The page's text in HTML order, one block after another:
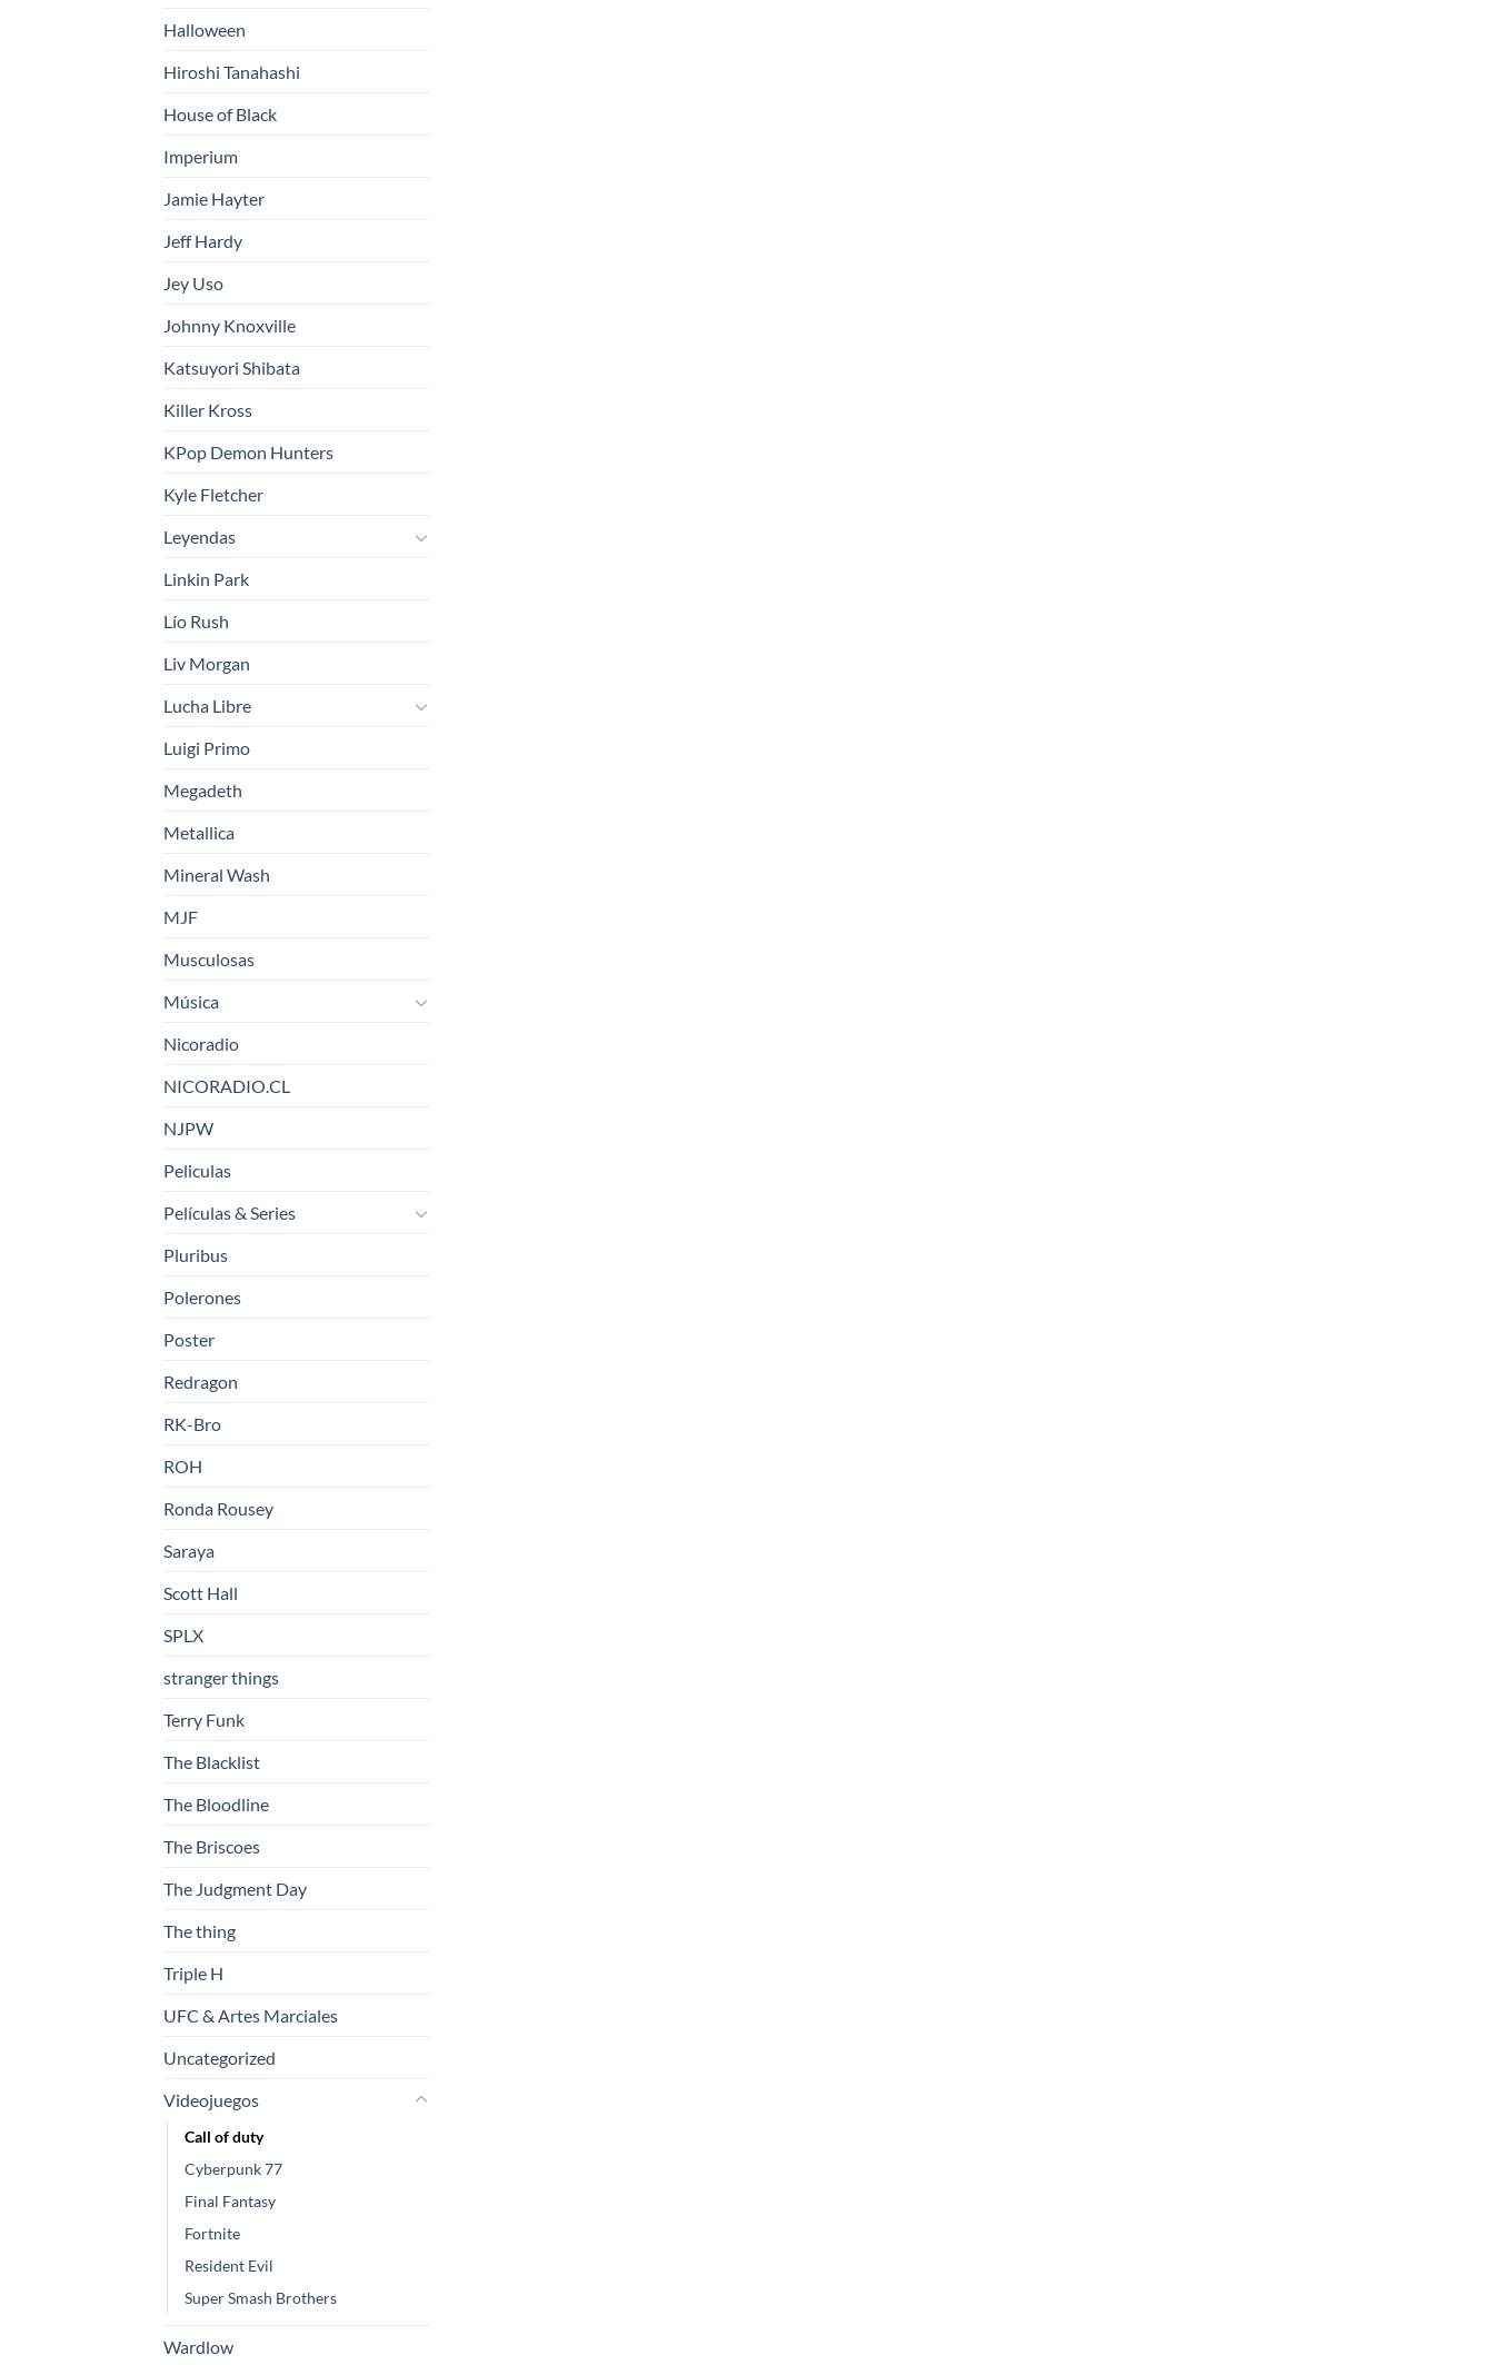
Halloween
Hiroshi Tanahashi
House of Black
Imperium
Jamie Hayter
Jeff Hardy
Jey Uso
Johnny Knoxville
Katsuyori Shibata
Killer Kross
KPop Demon Hunters
Kyle Fletcher
Leyendas
Linkin Park
Lío Rush
Liv Morgan
Lucha Libre
Luigi Primo
Megadeth
Metallica
Mineral Wash
MJF
Musculosas
Música
Nicoradio
NICORADIO.CL
NJPW
Peliculas
Películas & Series
Pluribus
Polerones
Poster
Redragon
RK-Bro
ROH
Ronda Rousey
Saraya
Scott Hall
SPLX
stranger things
Terry Funk
The Blacklist
The Bloodline
The Briscoes
The Judgment Day
The thing
Triple H
UFC & Artes Marciales
Uncategorized
Videojuegos
Call of duty
Cyberpunk 77
Final Fantasy
Fortnite
Resident Evil
Super Smash Brothers
Wardlow